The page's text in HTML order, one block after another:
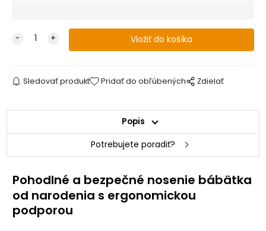
Sledovať produkt Pridať do obľúbených Zdielať
Popis
Potrebujete poradiť?
Pohodlné a bezpečné nosenie bábätka
od narodenia s ergonomickou
podporou